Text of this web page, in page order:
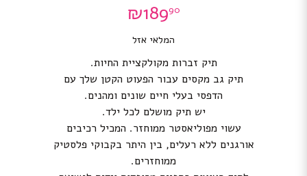
₪18990
המלאי אזל
תיק זברות מקולקציית החיות.
תיק גב מקסים עבור הפעוט הקטן שלך עם
הדפסי בעלי חיים שונים ומהנים.
יש תיק מושלם לכל ילד.
עשוי מפוליאסטר ממוחזר. המכיל רכיבים
אורגנים ללא רעלים, בין היתר בקבוקי פלסטיק
ממוחזרים.